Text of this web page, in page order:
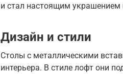
и стал настоящим украшением
Дизайн и стили
Столы с металлическими
интерьера. В стиле лофт они